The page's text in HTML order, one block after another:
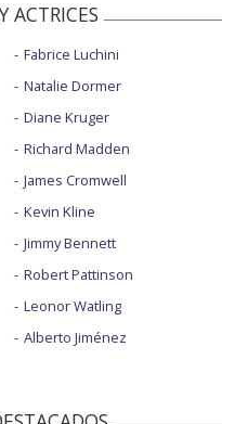
ACTRICES
Fabrice Luchini
Natalie Dormer
Diane Kruger
Richard Madden
James Cromwell
Kevin Kline
Jimmy Bennett
Robert Pattinson
Leonor Watling
Alberto Jiménez